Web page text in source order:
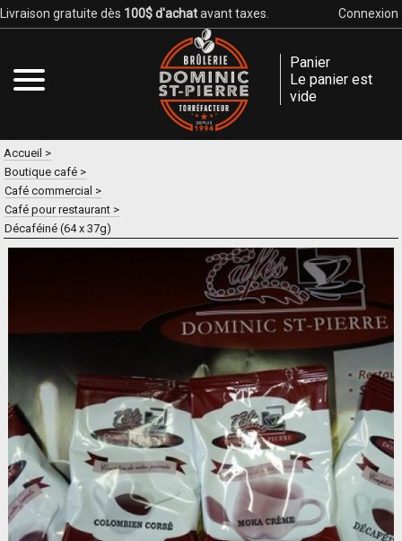
Connexion
Livraison gratuite dès 100$ d'achatavant taxes.
Panier
Le panier est
vide
Accueil
Boutique café
Café commercial
Café pour restaurant
Décaféiné (64 x 37g)